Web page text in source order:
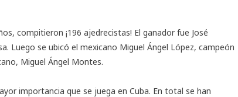
compitieron ¡196 ajedrecistas! El ganador fue José
Luego se ubicó el mexicano Miguel Ángel López, campeón
Miguel Ángel Montes.
importancia que se juega en Cuba. En total se han